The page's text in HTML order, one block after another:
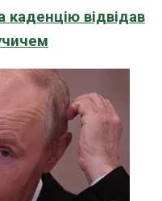
відвідав